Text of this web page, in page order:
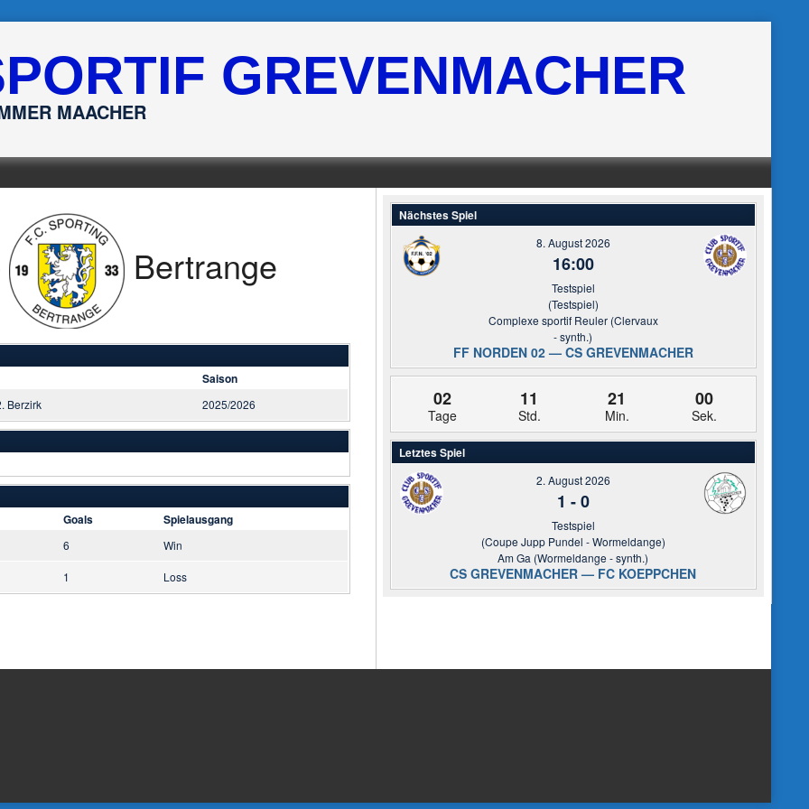
GREVENMACHER
MAACHER
Bertrange
Saison
Berzirk 2025/2026
Goals Spielausgang
6 Win
1 Loss
Nächstes Spiel
8. August 2026
16:00
Testspiel
(Testspiel)
Complexe sportif Reuler (Clervaux
- synth.)
FF NORDEN 02 — CS GREVENMACHER
02
Tage
11
Std.
21
Min.
00
Sek.
Letztes Spiel
2. August 2026
1 -0
Testspiel
(Coupe Jupp Pundel - Wormeldange)
Am Ga (Wormeldange - synth.)
CS GREVENMACHER — FC KOEPPCHEN